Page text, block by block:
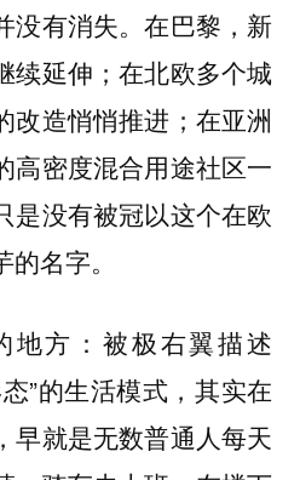
没有消失。在巴黎，新
续延伸；在北欧多个城
改造悄悄推进；在亚洲
高密度混合用途社区一
是没有被冠以这个在欧
名字。
地方：被极右翼描述
”的生活模式，其实在
早就是无数普通人每天